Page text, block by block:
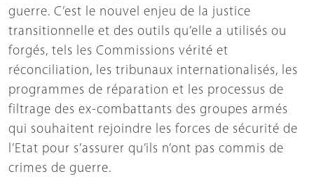
guerre. C’est le nouvel enjeu de la justice
transitionnelle et des outils qu’elle a utilisés ou
forgés, tels les Commissions vérité et
réconciliation, les tribunaux internationalisés, les
programmes de réparation et les processus de
filtrage des ex-combattants des groupes armés
qui souhaitent rejoindre les forces de sécurité de
l’Etat pour s’assurer qu’ils n’ont pas commis de
crimes de guerre.